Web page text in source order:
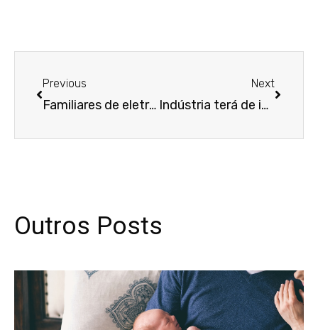
Previous
Familiares de eletricista com sequelas graves após acidente terão direito a indenização
Next
Indústria terá de indenizar motorista que pernoitava no baú do caminhão
Outros Posts